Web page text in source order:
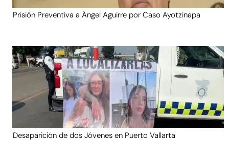
Prisión Preventiva a Ángel Aguirre por Caso Ayotzinapa
Desaparición de dos Jóvenes en Puerto Vallarta